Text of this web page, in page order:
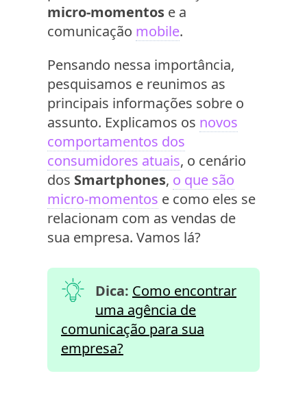
micro-momentos e a
comunicação mobile.
Pensando nessa importância,
pesquisamos e reunimos as
principais informações sobre o
assunto. Explicamos os novos
comportamentos dos
consumidores atuais, o cenário
dos Smartphones, o que são
micro-momentos e como eles se
relacionam com as vendas de
sua empresa. Vamos lá?
Dica: Como encontrar
uma agência de
comunicação para sua
empresa?